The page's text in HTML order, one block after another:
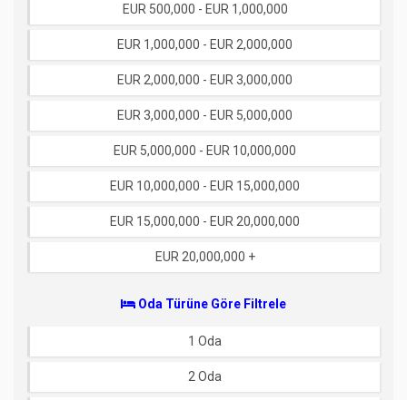
EUR 500,000 - EUR 1,000,000
EUR 1,000,000 - EUR 2,000,000
EUR 2,000,000 - EUR 3,000,000
EUR 3,000,000 - EUR 5,000,000
EUR 5,000,000 - EUR 10,000,000
EUR 10,000,000 - EUR 15,000,000
EUR 15,000,000 - EUR 20,000,000
EUR 20,000,000 +
Oda Türüne Göre Filtrele
1 Oda
2 Oda